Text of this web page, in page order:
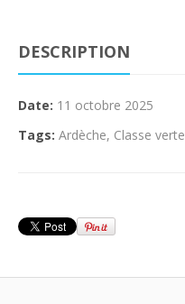
DESCRIPTION
Date: 11 octobre 2025
Tags: Ardèche, Classe verte